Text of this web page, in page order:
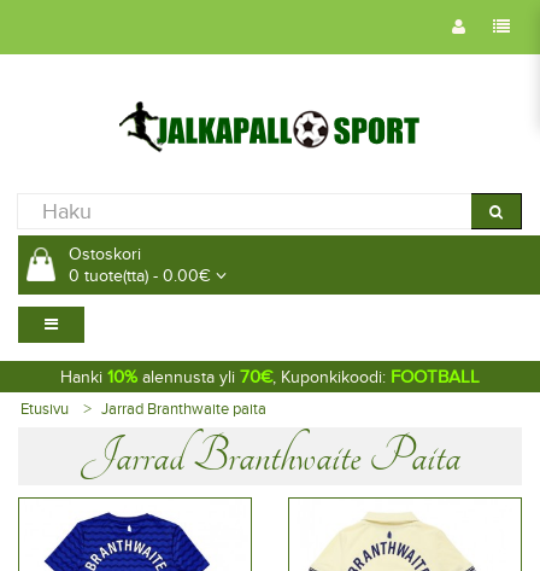
Ostoskori
0 tuote(tta) - 0.00€
Hanki 10% alennusta yli 70€, Kuponkikoodi: FOOTBALL
Etusivu Jarrad Branthwaite paita
Jarrad Branthwaite Paita